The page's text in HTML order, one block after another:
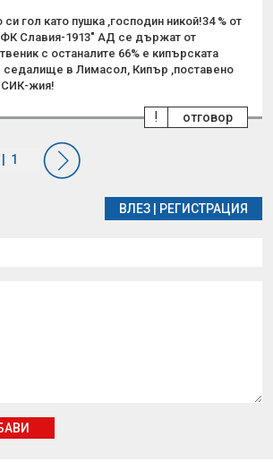
гол като пушка ,господин никой!34 % от
Славия-1913" АД се държат от
с останалите 66% е кипърската
седалище в Лимасол, Кипър ,поставено
СИК-жия!
отговор
!
ВЛЕЗ РЕГИСТРАЦИЯ